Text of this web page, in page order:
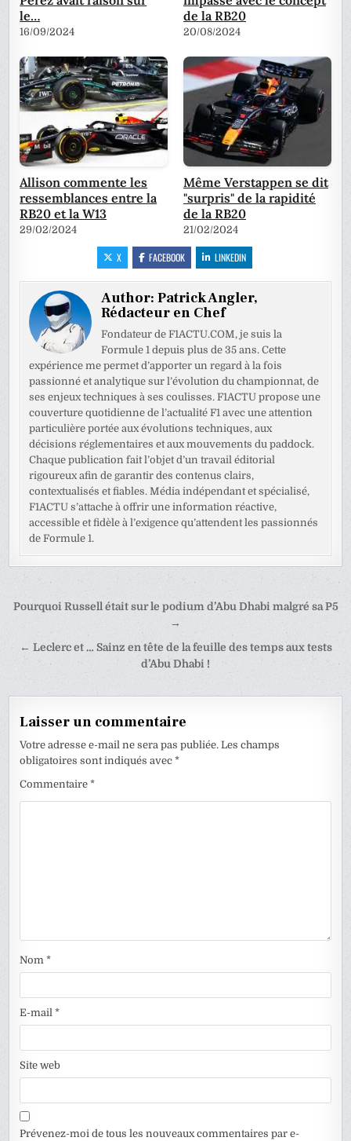
le…
16/09/2024
de la RB20
20/08/2024
Allison commente les
ressemblances entre la
RB20 et la W13
29/02/2024
Même Verstappen se dit
"surpris" de la rapidité
de la RB20
21/02/2024
X FACEBOOK LINKEDIN
Author:Patrick Angler,
Rédacteur en Chef
Fondateur de F1ACTU.COM, je suis la
Formule 1 depuis plus de 35 ans. Cette
expérience me permet d’apporter un regard à la fois
passionné et analytique sur l’évolution du championnat, de
ses enjeux techniques à ses coulisses. F1ACTU propose une
couverture quotidienne de l’actualité F1 avec une attention
particulière portée aux évolutions techniques, aux
décisions réglementaires et aux mouvements du paddock.
Chaque publication fait l’objet d’un travail éditorial
rigoureux afin de garantir des contenus clairs,
contextualisés et fiables. Média indépendant et spécialisé,
F1ACTU s’attache à offrir une information réactive,
accessible et fidèle à l’exigence qu’attendent les passionnés
de Formule 1.
Navigation
l’article
Pourquoi Russell était sur le podium d’Abu Dhabi malgré sa P5
→
← Leclerc et … Sainz en tête de la feuille des temps aux tests
d’Abu Dhabi !
Laisser un commentaire
Votre adresse e-mail ne sera pas publiée. Les champs
obligatoires sont indiqués avec*
Commentaire*
Nom*
E-mail*
Site web
Prévenez-moi de tous les nouveaux commentaires par e-